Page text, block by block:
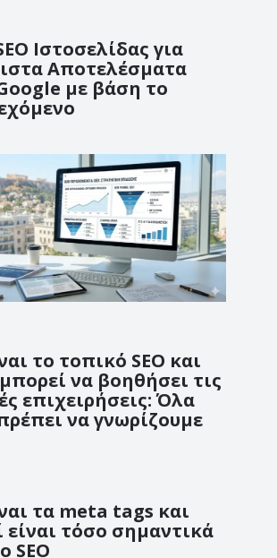
Ιστοσελίδας για
Αποτελέσματα
με βάση το
το τοπικό SEO και
να βοηθήσει τις
επιχειρήσεις: Όλα
να γνωρίζουμε
τα meta tags και
είναι τόσο σημαντικά
SEO